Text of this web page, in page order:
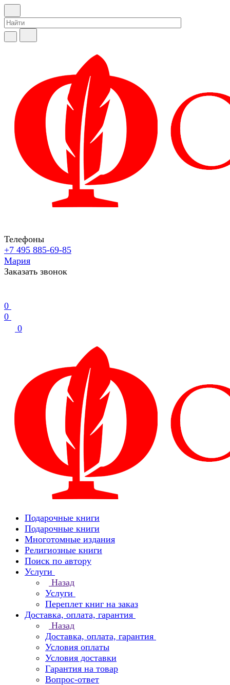
Телефоны
+7 495 885-69-85
Мария
Заказать звонок
0
0
0
Подарочные книги
Подарочные книги
Многотомные издания
Религиозные книги
Поиск по автору
Услуги
Назад
Услуги
Переплет книг на заказ
Доставка, оплата, гарантия
Назад
Доставка, оплата, гарантия
Условия оплаты
Условия доставки
Гарантия на товар
Вопрос-ответ